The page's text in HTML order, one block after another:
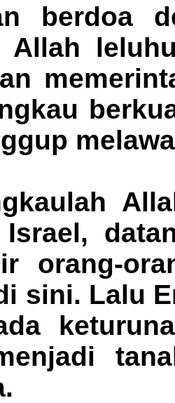
berdoa
Allah
Israel,
orang-
sini. Lalu